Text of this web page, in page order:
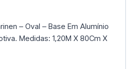
– Oval – Base Em Alumínio
Medidas: 1,20M X 80Cm X